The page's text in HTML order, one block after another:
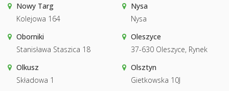
Nowy Targ
Kolejowa 164
Nysa
Nysa
Oborniki
Stanisława Staszica 18
Oleszyce
37-630 Oleszyce, Rynek
Olkusz
Składowa 1
Olsztyn
Gietkowska 10J